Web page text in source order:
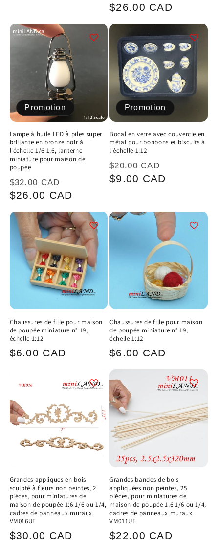
habituel
$26.00 CAD
Promotion
Lampe à huile LED à piles super
brillante en bronze noir à
l'échelle 1/6 1:6, lanterne
miniature pour maison de
poupée
Prix
habituel
$32.00 CAD
promotionnel
$26.00 CAD
Promotion
Bocal en verre avec couvercle en
métal pour bonbons et biscuits à
l'échelle 1:12
Prix
habituel
$20.00 CAD
$9.00 CAD
Chaussures de fille pour maison
de poupée miniature n° 19,
échelle 1:12
Prix
$6.00 CAD
Chaussures de fille pour maison
de poupée miniature n° 19,
échelle 1:12
Prix
$6.00 CAD
Grandes appliques en bois
sculpté à fleurs non peintes, 2
pièces, pour miniatures de
maison de poupée 1:6 1/6 ou 1/4,
cadres de panneaux muraux
VM016UF
Prix
$30.00 CAD
Grandes bandes de bois
appliquées non peintes, 25
pièces, pour miniatures de
maison de poupée 1:6 1/6 ou 1/4,
cadres de panneaux muraux
VM011UF
Prix
$22.00 CAD